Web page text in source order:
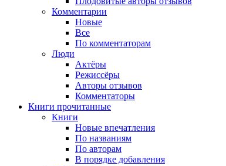
Комментарии
Новые
Все
По комментаторам
Люди
Актёры
Режиссёры
Авторы отзывов
Комментаторы
Книги прочитанные
Книги
Новые впечатления
По названиям
По авторам
В порядке добавления